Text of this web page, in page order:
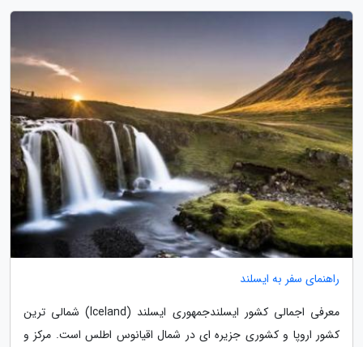
راهنمای سفر به ایسلند
معرفی اجمالی کشور ایسلندجمهوری ایسلند (Iceland) شمالی­ ترین
کشور اروپا و کشوری جزیره ای در شمال اقیانوس اطلس است. مرکز و